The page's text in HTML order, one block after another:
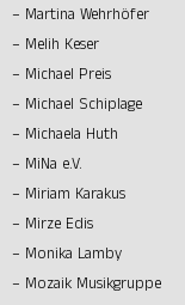
– Martina Wehrhöfer
– Melih Keser
– Michael Preis
– Michael Schiplage
– Michaela Huth
– MiNa e.V.
– Miriam Karakus
– Mirze Edis
– Monika Lamby
– Mozaik Musikgruppe